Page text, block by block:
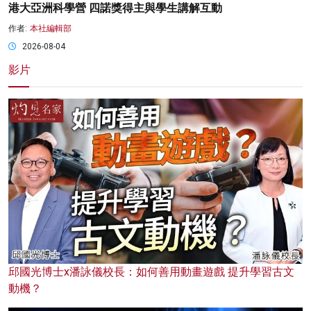
港大亞洲科學營 四諾獎得主與學生講解互動
作者: 本社編輯部
2026-08-04
影片
邱國光博士x潘詠儀校長：如何善用動畫遊戲 提升學習古文
動機？